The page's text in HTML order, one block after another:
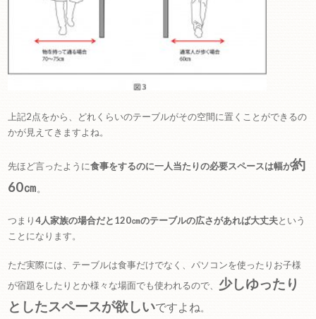
上記2点をから、どれくらいのテーブルがその空間に置くことができるの
かが見えてきますよね。
先ほど言ったように食事をするのに一人当たりの必要スペースは幅が約
60㎝。
つまり4人家族の場合だと120㎝のテーブルの広さがあれば大丈夫という
ことになります。
ただ実際には、テーブルは食事だけでなく、パソコンを使ったりお子様
が宿題をしたりとか様々な場面でも使われるので、 少しゆったり
としたスペースが欲しいですよね。